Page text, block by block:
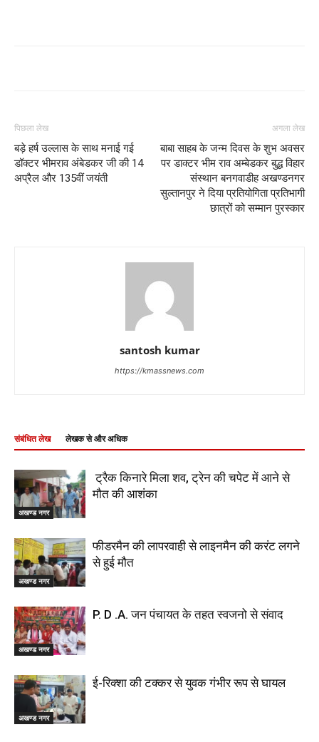
पिछला लेख
बड़े हर्ष उल्लास के साथ मनाई गई
डॉक्टर भीमराव अंबेडकर जी की 14
अप्रैल और 135वीं जयंती
अगला लेख
बाबा साहब के जन्म दिवस के शुभ अवसर
पर डाक्टर भीम राव अम्बेडकर बुद्ध विहार
संस्थान बनगवाडीह अखण्डनगर
सुल्तानपुर ने दिया प्रतियोगिता प्रतिभागी
छात्रों को सम्मान पुरस्कार
santosh kumar
https://kmassnews.com
संबंधित लेख लेखक से और अधिक
अखण्ड नगर
ट्रैक किनारे मिला शव, ट्रेन की चपेट में आने से
मौत की आशंका
अखण्ड नगर
फीडरमैन की लापरवाही से लाइनमैन की करंट लगने
से हुई मौत
अखण्ड नगर
P. D .A. जन पंचायत के तहत स्वजनो से संवाद
अखण्ड नगर
ई-रिक्शा की टक्कर से युवक गंभीर रूप से घायल